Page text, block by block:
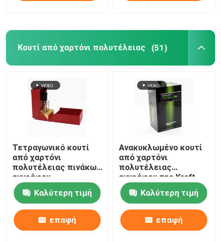
Κουτί από χαρτόνι πολυτέλειας (51)
Τετραγωνικό κουτί
από χαρτόνι
πολυτέλειας πινάκων
εγγράφου
ανακυκλώσιμο με το
λογότυπο συνήθειας
Καλύτερη τιμή
επαφή
Ανακυκλωμένο κουτί
από χαρτόνι
πολυτέλειας
εγγράφου της Kraft
για την μπύρα Tequila
χυμούΚαλύτερη τιμή
επαφή